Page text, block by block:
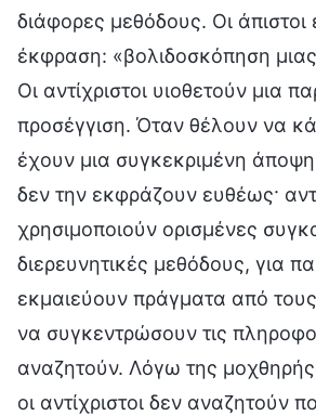
διάφορες μεθόδους. Οι άπιστοι
έκφραση: «βολιδοσκόπηση
Οι αντίχριστοι υιοθετούν μια
προσέγγιση. Όταν θέλουν να
έχουν μια συγκεκριμένη
δεν την εκφράζουν ευθέως·
χρησιμοποιούν ορισμένες
διερευνητικές μεθόδους, για
εκμαιεύουν πράγματα από
να συγκεντρώσουν τις
αναζητούν. Λόγω της μοχθηρής
οι αντίχριστοι δεν αναζητούν